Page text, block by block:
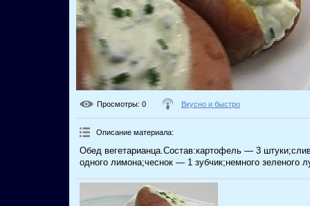
Просмотры: 0 Вкусно и быстро
Описание материала:
Обед вегетарианца.Состав:картофель — 3
одного лимона;чеснок — 1 зубчик;немного зеленого